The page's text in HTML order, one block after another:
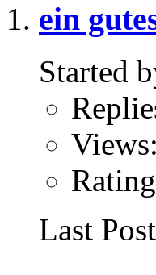
ein
Started
Last